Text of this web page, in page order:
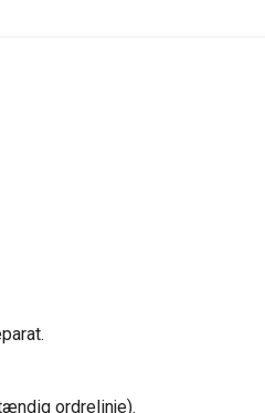
ordrelinje).